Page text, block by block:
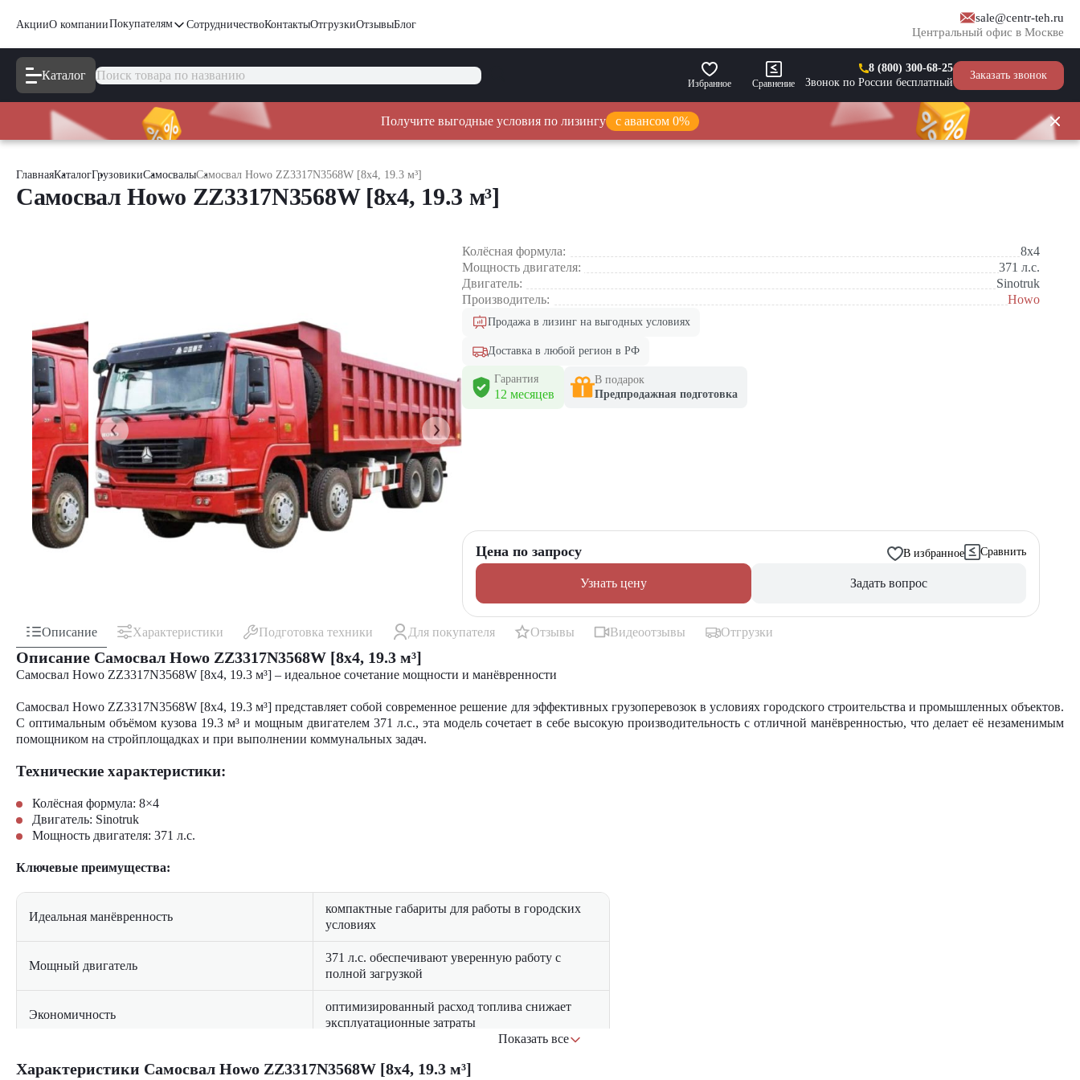
АкцииО компанииПокупателям СотрудничествоКонтактыОтгрузкиОтзывыБлог
sale@centr-teh.ru
Центральный офис в Москве
Каталог
Избранное Сравнение
8 (800) 300-68-25
Звонок по России бесплатный
Заказать звонок
Получите выгодные условия по лизингу с авансом 0%
ГлавнаяКаталогГрузовикиСамосвалыСамосвал Howo ZZ3317N3568W [8x4, 19.3 м³]
Самосвал Howo ZZ3317N3568W [8x4, 19.3 м³]
Колёсная формула:
8x4
Мощность двигателя:
371 л.с.
Двигатель:
Sinotruk
Производитель:
Howo
Продажа в лизинг на выгодных условиях
Доставка в любой регион в РФ
Гарантия
12 месяцев
В подарок
Предпродажная подготовка
Цена по запросу В избранное Сравнить
Узнать цену Задать вопрос
Описание Характеристики Подготовка техники Для покупателя Отзывы Видеоотзывы Отгрузки
Описание Самосвал Howo ZZ3317N3568W [8x4, 19.3 м³]
Самосвал Howo ZZ3317N3568W [8x4, 19.3 м³] – идеальное сочетание мощности и манёвренности
Самосвал Howo ZZ3317N3568W [8x4, 19.3 м³] представляет собой современное решение для эффективных грузоперевозок в условиях городского строительства и промышленных объектов.
С оптимальным объёмом кузова 19.3 м³ и мощным двигателем 371 л.с., эта модель сочетает в себе высокую производительность с отличной манёвренностью, что делает её незаменимым
помощником на стройплощадках и при выполнении коммунальных задач.
Технические характеристики:
Колёсная формула: 8×4
Двигатель: Sinotruk
Мощность двигателя: 371 л.с.
Ключевые преимущества:
Идеальная манёвренность
компактные габариты для работы в городских
условиях
Мощный двигатель
371 л.с. обеспечивают уверенную работу с
полной загрузкой
Экономичность
оптимизированный расход топлива снижает
эксплуатационные затраты
шумоизоляцией
Показать все
Характеристики Самосвал Howo ZZ3317N3568W [8x4, 19.3 м³]